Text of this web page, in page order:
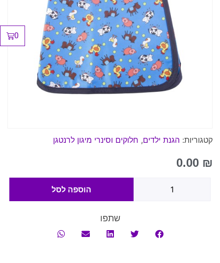
0
קטגוריות: הגנת ילדים, חלוקים וסינרי מיגון לרנטגן
0.00 ₪
הוספה לסל
שתפו